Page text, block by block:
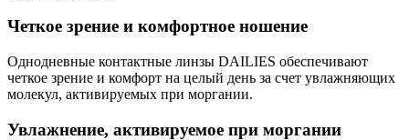
Четкое зрение и комфортное ношение
Однодневные контактные линзы DAILIES обеспечивают
четкое зрение и комфорт на целый день за счет увлажняющих
молекул, активируемых при моргании.
Увлажнение, активируемое при моргании